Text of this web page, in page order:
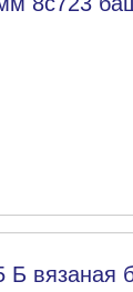
Б вязаная